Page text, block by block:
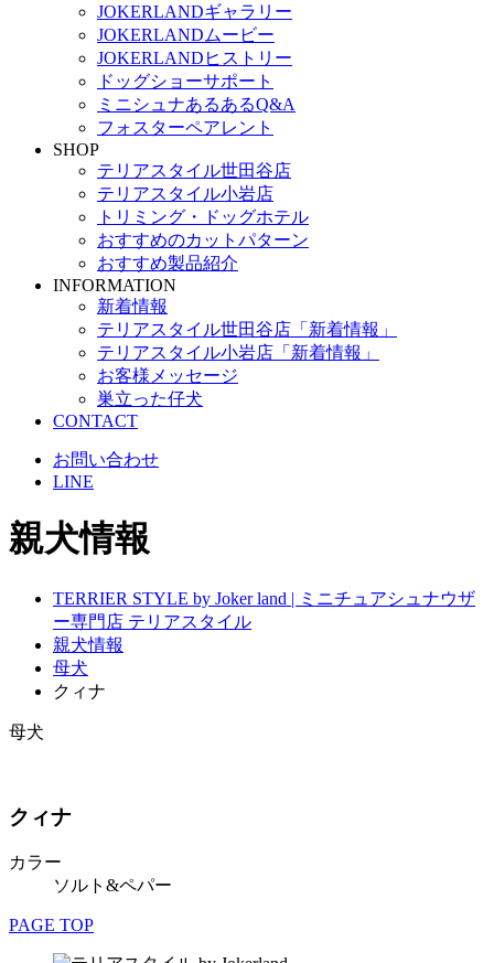
JOKERLANDギャラリー
JOKERLANDムービー
JOKERLANDヒストリー
ドッグショーサポート
ミニシュナあるあるQ&A
フォスターペアレント
SHOP
テリアスタイル世田谷店
テリアスタイル小岩店
トリミング・ドッグホテル
おすすめのカットパターン
おすすめ製品紹介
INFORMATION
新着情報
テリアスタイル世田谷店「新着情報」
テリアスタイル小岩店「新着情報」
お客様メッセージ
巣立った仔犬
CONTACT
お問い合わせ
LINE
親犬情報
TERRIER STYLE by Joker land | ミニチュアシュナウザ
ー専門店 テリアスタイル
親犬情報
母犬
クィナ
母犬
クィナ
カラー
ソルト&ペパー
PAGE TOP